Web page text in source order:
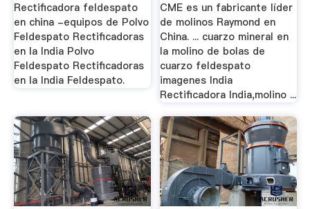
Rectificadora feldespato
en china -equipos de Polvo
Feldespato Rectificadoras
en la India Polvo
Feldespato Rectificadoras
en la India Feldespato.
CME es un fabricante líder
de molinos Raymond en
China. ... cuarzo mineral en
la molino de bolas de
cuarzo feldespato
imagenes India
Rectificadora India,molino ...